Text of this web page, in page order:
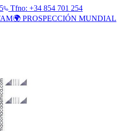
Tfno: +34 854 701 254
🌍 PROSPECCIÓN MUNDIAL